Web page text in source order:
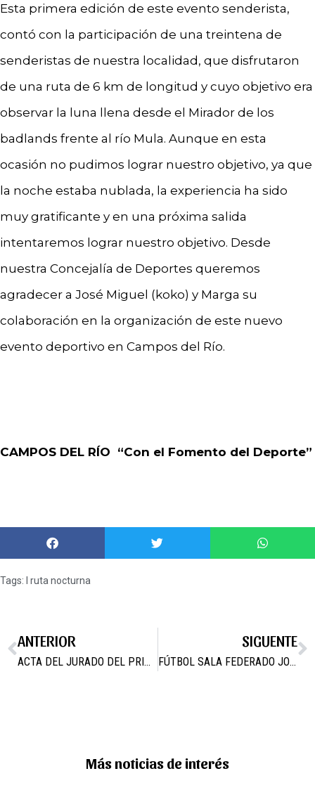
Esta primera edición de este evento senderista,
contó con la participación de una treintena de
senderistas de nuestra localidad, que disfrutaron
de una ruta de 6 km de longitud y cuyo objetivo era
observar la luna llena desde el Mirador de los
badlands frente al río Mula. Aunque en esta
ocasión no pudimos lograr nuestro objetivo, ya que
la noche estaba nublada, la experiencia ha sido
muy gratificante y en una próxima salida
intentaremos lograr nuestro objetivo. Desde
nuestra Concejalía de Deportes queremos
agradecer a José Miguel (koko) y Marga su
colaboración en la organización de este nuevo
evento deportivo en Campos del Río.
CAMPOS DEL RÍO “Con el Fomento del Deporte”
Tags: I ruta nocturna
ANTERIOR
ACTA DEL JURADO DEL PRIMER CONCURSO DE PINTURA AL AIRE LIBRE DE CAMPOS DEL RIO (Murcia)
SIGUENTE
FÚTBOL SALA FEDERADO JORNADA 25 Y 26 DE MAYO
Más noticias de interés